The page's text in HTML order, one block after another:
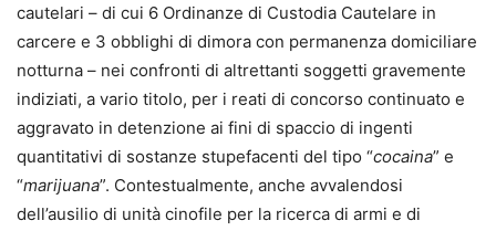
cautelari – di cui 6 Ordinanze di Custodia Cautelare in
carcere e 3 obblighi di dimora con permanenza domiciliare
notturna – nei confronti di altrettanti soggetti gravemente
indiziati, a vario titolo, per i reati di concorso continuato e
aggravato in detenzione ai fini di spaccio di ingenti
quantitativi di sostanze stupefacenti del tipo “cocaina” e
“marijuana”. Contestualmente, anche avvalendosi
dell’ausilio di unità cinofile per la ricerca di armi e di